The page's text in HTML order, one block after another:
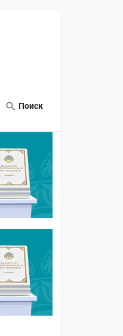
Поиск